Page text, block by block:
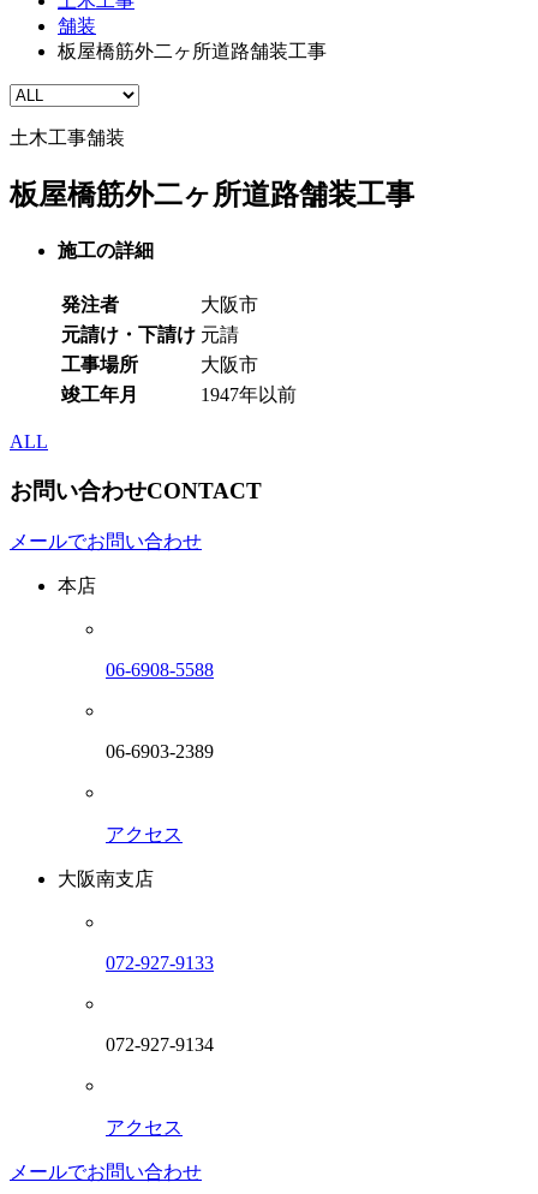
舗装
板屋橋筋外二ヶ所道路舗装工事
土木工事舗装
板屋橋筋外二ヶ所道路舗装工事
施工の詳細
発注者
大阪市
元請け・下請け 元請
工事場所
大阪市
竣工年月
1947年以前
ALL
お問い合わせCONTACT
メールでお問い合わせ
本店
06-6908-5588
06-6903-2389
アクセス
大阪南支店
072-927-9133
072-927-9134
アクセス
メールでお問い合わせ